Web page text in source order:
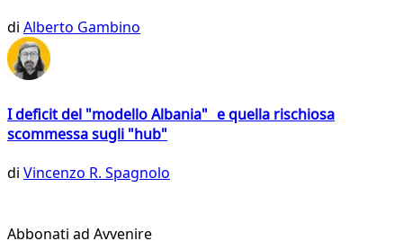
di Alberto Gambino
I deficit del "modello Albania" e quella rischiosa
scommessa sugli "hub"
di Vincenzo R. Spagnolo
Abbonati ad Avvenire